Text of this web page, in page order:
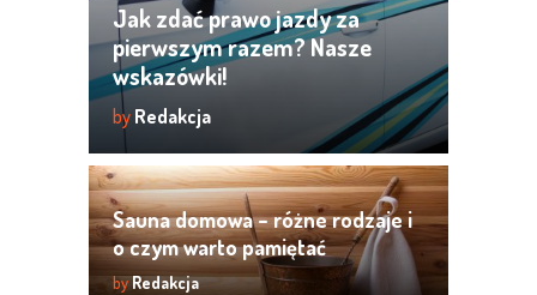
Jak zdać prawo jazdy za
pierwszym razem? Nasze
wskazówki!
by Redakcja
Sauna domowa – różne rodzaje i
o czym warto pamiętać
byRedakcja